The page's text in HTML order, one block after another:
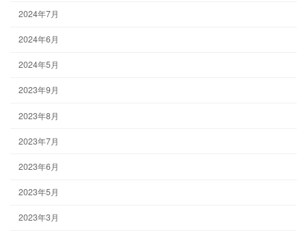
2024年7月
2024年6月
2024年5月
2023年9月
2023年8月
2023年7月
2023年6月
2023年5月
2023年3月